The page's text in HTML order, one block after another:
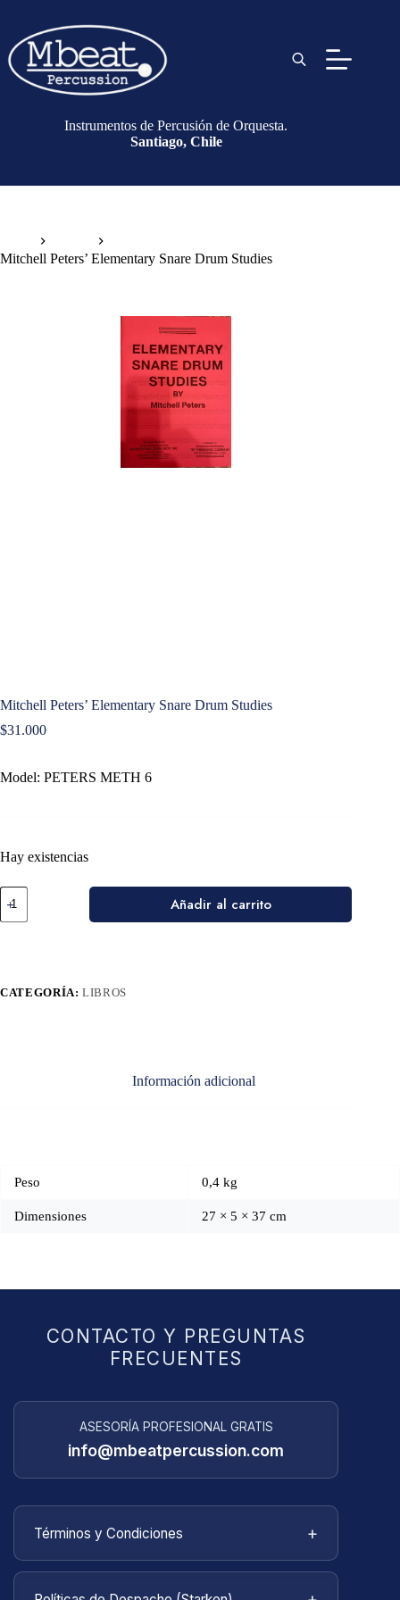
Instrumentos de Percusión de Orquesta.
Santiago, Chile
Mitchell Peters’ Elementary Snare Drum Studies
Mitchell Peters’ Elementary Snare Drum Studies
$31.000
Model: PETERS METH 6
Hay existencias
Añadir al carrito
CATEGORÍA:LIBROS
Información adicional
Peso 0,4 kg
Dimensiones 27 × 5 × 37 cm
CONTACTO Y PREGUNTAS
FRECUENTES
ASESORÍA PROFESIONAL GRATIS
info@mbeatpercussion.com
Términos y Condiciones +
Bienvenido aMBEATPERCUSSION. Estos
términos y condiciones describen las reglas y